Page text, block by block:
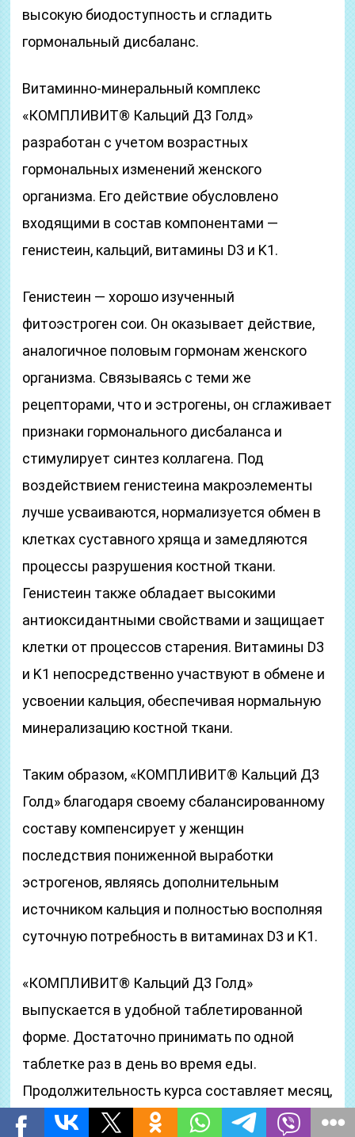
высокую биодоступность и сгладить
гормональный дисбаланс.
Витаминно-минеральный комплекс
«КОМПЛИВИТ® Кальций Д3 Голд»
разработан с учетом возрастных
гормональных изменений женского
организма. Его действие обусловлено
входящими в состав компонентами —
генистеин, кальций, витамины D3 и K1.
Генистеин — хорошо изученный
фитоэстроген сои. Он оказывает действие,
аналогичное половым гормонам женского
организма. Связываясь с теми же
рецепторами, что и эстрогены, он сглаживает
признаки гормонального дисбаланса и
стимулирует синтез коллагена. Под
воздействием генистеина макроэлементы
лучше усваиваются, нормализуется обмен в
клетках суставного хряща и замедляются
процессы разрушения костной ткани.
Генистеин также обладает высокими
антиоксидантными свойствами и защищает
клетки от процессов старения. Витамины D3
и K1 непосредственно участвуют в обмене и
усвоении кальция, обеспечивая нормальную
минерализацию костной ткани.
Таким образом, «КОМПЛИВИТ® Кальций Д3
Голд» благодаря своему сбалансированному
составу компенсирует у женщин
последствия пониженной выработки
эстрогенов, являясь дополнительным
источником кальция и полностью восполняя
суточную потребность в витаминах D3 и K1.
«КОМПЛИВИТ® Кальций Д3 Голд»
выпускается в удобной таблетированной
форме. Достаточно принимать по одной
таблетке раз в день во время еды.
Продолжительность курса составляет месяц,
но при необходимости его можно повторить.